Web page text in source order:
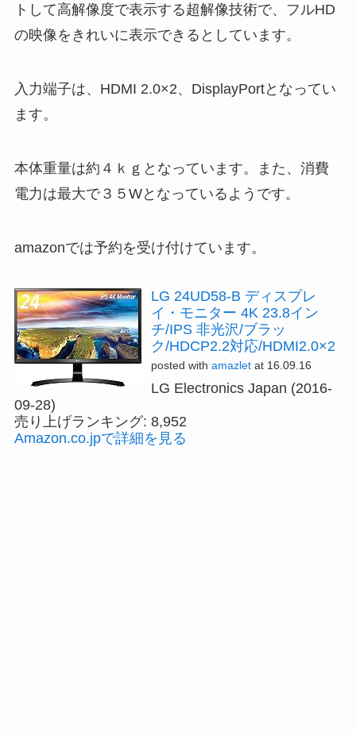
トして高解像度で表示する超解像技術で、フルHD
の映像をきれいに表示できるとしています。
入力端子は、HDMI 2.0×2、DisplayPortとなってい
ます。
本体重量は約４ｋｇとなっています。また、消費
電力は最大で３５Wとなっているようです。
amazonでは予約を受け付けています。
LG 24UD58-B ディスプレ
イ・モニター 4K 23.8イン
チ/IPS 非光沢/ブラッ
ク/HDCP2.2対応/HDMI2.0×2
posted with amazletat 16.09.16
LG Electronics Japan (2016-
09-28)
売り上げランキング: 8,952
Amazon.co.jpで詳細を見る